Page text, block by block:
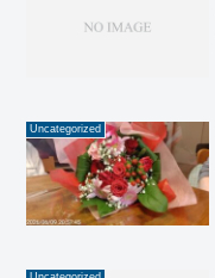
Uncategorized